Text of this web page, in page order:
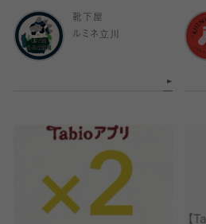
靴下屋
ルミネ立川